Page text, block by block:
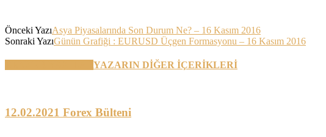
Önceki YazıAsya Piyasalarında Son Durum Ne? – 16 Kasım 2016
Sonraki YazıGünün Grafiği : EURUSD Üçgen Formasyonu – 16 Kasım 2016
YAZARIN DİĞER İÇERİKLERİ
12.02.2021 Forex Bülteni